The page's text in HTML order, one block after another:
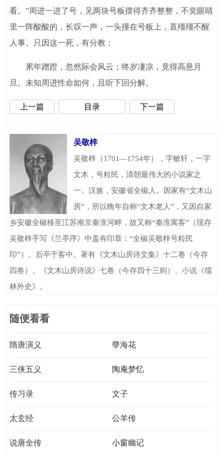
看。”周进一进了号，见两块号板摆得齐齐整整，不觉眼睛
里一阵酸酸的，长叹一声，一头撞在号板上，直殭殭不醒
人事。只因这一死，有分教：
累年蹭蹬，忽然际会风云；终岁凄凉，竟得高悬月
旦。未知周进性命如何，且听下回分解。
上一篇 目录 下一篇
吴敬梓
吴敬梓（1701—1754年），字敏轩，一字
文木，号粒民，清朝最伟大的小说家之
一。汉族，安徽省全椒人。因家有“文木山
房”，所以晚年自称“文木老人”，又因自家
乡安徽全椒移至江苏南京秦淮河畔，故又称“秦淮寓客”（现存
吴敬梓手写《兰亭序》中盖有印章：“全椒吴敬梓号粒民
印”）。后卒于客中。著有《文木山房诗文集》十二卷（今存
四卷）、《文木山房诗说》七卷（今存四十三则）、小说《儒
林外史》。
随便看看
隋唐演义 孽海花
三侠五义 陶庵梦忆
传习录 文子
太玄经 公羊传
说唐全传 小窗幽记